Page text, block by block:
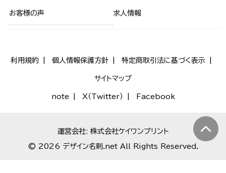
お客様の声 求人情報
利用規約 個人情報保護方針 特定商取引法に基づく表示
サイトマップ
note X（Twitter） Facebook
運営会社: 株式会社ケイワンプリント
© 2026 デザイン名刺.net All Rights Reserved.